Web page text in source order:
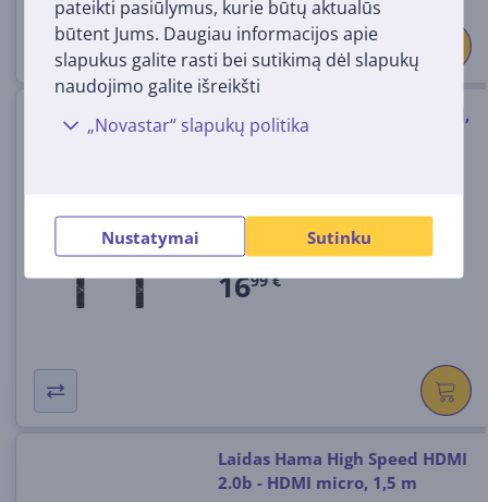
pateikti pasiūlymus, kurie būtų aktualūs
būtent Jums. Daugiau informacijos apie
slapukus galite rasti bei sutikimą dėl slapukų
naudojimo galite išreikšti
„Novastar“ slapukų politika
Nustatymai Sutinku
Laidas Hama Ultra High Speed,
8K, gold-plated, 1 m, gray
Turime sandėlyje
Kaina:
1699 €
Laidas Hama High Speed ​​HDMI
2.0b - HDMI micro, 1,5 m